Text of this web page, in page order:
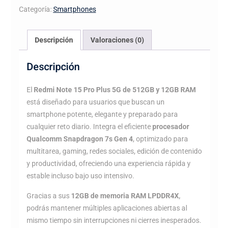
PRO
512GB
12GB
RAM
cantidad
Categoría:Smartphones
Descripción Valoraciones (0)
Descripción
El Redmi Note 15 Pro Plus 5G de 512GB y 12GB RAM
está diseñado para usuarios que buscan un
smartphone potente, elegante y preparado para
cualquier reto diario. Integra el eficienteprocesador
Qualcomm Snapdragon 7s Gen 4, optimizado para
multitarea, gaming, redes sociales, edición de contenido
y productividad, ofreciendo una experiencia rápida y
estable incluso bajo uso intensivo.
Gracias a sus 12GB de memoria RAM LPDDR4X,
podrás mantener múltiples aplicaciones abiertas al
mismo tiempo sin interrupciones ni cierres inesperados.